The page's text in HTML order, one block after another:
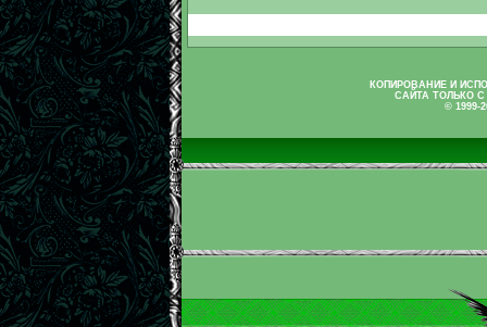
КОПИРОВАНИЕ И
САЙТА ТОЛЬКО
© 1999-